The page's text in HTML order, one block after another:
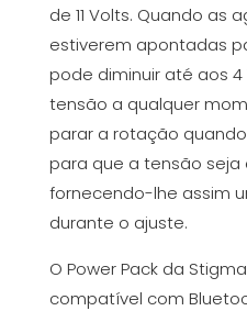
de 11 Volts. Quando as
estiverem apontadas
pode diminuir até aos 4
tensão a qualquer
parar a rotação
para que a tensão seja
fornecendo-lhe assim
durante o ajuste.
O Power Pack da
compatível com